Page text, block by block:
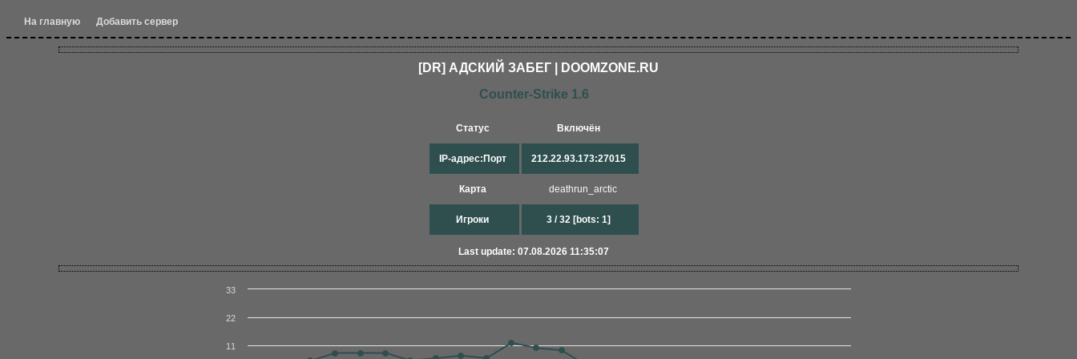
На главную Добавить сервер
[DR] АДСКИЙ ЗАБЕГ | DOOMZONE.RU
Counter-Strike 1.6
Статус
IP-адрес:Порт
Карта
Игроки
Включён
212.22.93.173:27015
deathrun_arctic
3 / 32 [bots: 1]
Last update: 07.08.2026 11:35:07
11
22
33